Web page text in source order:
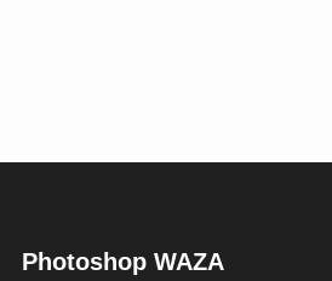
Photoshop WAZA